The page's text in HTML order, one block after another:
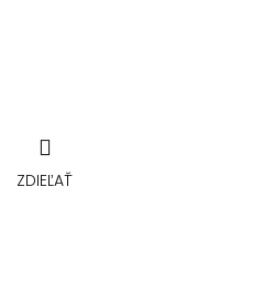
ZDIEĽAŤ